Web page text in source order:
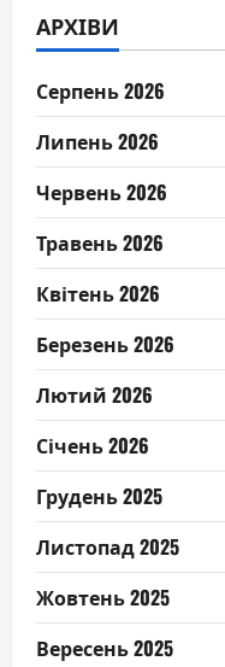
АРХІВИ
Серпень 2026
Липень 2026
Червень 2026
Травень 2026
Квітень 2026
Березень 2026
Лютий 2026
Січень 2026
Грудень 2025
Листопад 2025
Жовтень 2025
Вересень 2025